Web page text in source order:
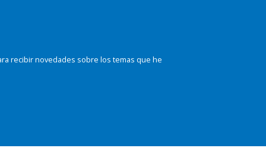
recibir novedades sobre los temas que he